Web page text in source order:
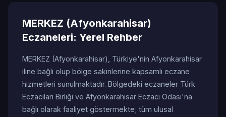
MERKEZ (Afyonkarahisar)
Eczaneleri: Yerel Rehber
MERKEZ (Afyonkarahisar), Türkiye'nin Afyonkarahisar
iline bağlı olup bölge sakinlerine kapsamlı eczane
hizmetleri sunulmaktadır. Bölgedeki eczaneler Türk
Eczacıları Birliği ve Afyonkarahisar Eczacı Odası'na
bağlı olarak faaliyet göstermekte; tüm ulusal